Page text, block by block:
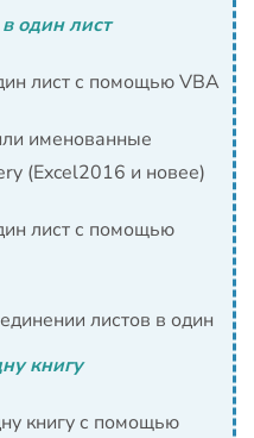
один лист
лист с помощью VBA
именованные
(Excel2016 и новее)
лист с помощью
листов в один
книгу
книгу с помощью